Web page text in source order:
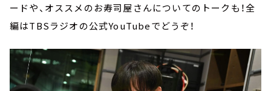
ードや、オススメのお寿司屋さんについてのトークも！全
編はTBSラジオの公式YouTubeでどうぞ！